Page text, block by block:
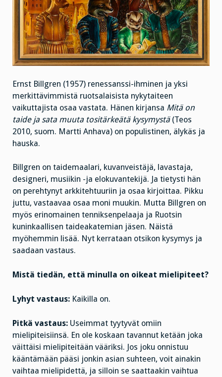
Ernst Billgren (1957) renessanssi-ihminen ja yksi
merkittävimmistä ruotsalaisista nykytaiteen
vaikuttajista osaa vastata. Hänen kirjansa Mitä on
taide ja sata muuta tositärkeätä kysymystä(Teos
2010, suom. Martti Anhava) on populistinen, älykäs ja
hauska.
Billgren on taidemaalari, kuvanveistäjä, lavastaja,
designeri, musiikin -ja elokuvantekijä. Ja tietysti hän
on perehtynyt arkkitehtuuriin ja osaa kirjoittaa. Pikku
juttu, vastaavaa osaa moni muukin. Mutta Billgren on
myös erinomainen tenniksenpelaaja ja Ruotsin
kuninkaallisen taideakatemian jäsen. Näistä
myöhemmin lisää. Nyt kerrataan otsikon kysymys ja
saadaan vastaus.
Mistä tiedän, että minulla on oikeat mielipiteet?
Lyhyt vastaus: Kaikilla on.
Pitkä vastaus: Useimmat tyytyvät omiin
mielipiteisiinsä. En ole koskaan tavannut ketään joka
väittäisi mielipiteitään vääriksi. Jos joku onnistuu
kääntämään pääsi jonkin asian suhteen, voit ainakin
vaihtaa mielipidettä, ja silloin se saattaakin vaihtua